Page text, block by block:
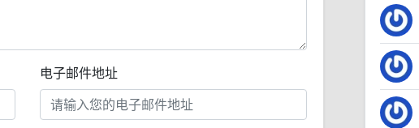
电子邮件地址